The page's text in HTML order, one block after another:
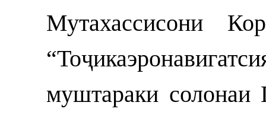
Мутахассисони
муштараки